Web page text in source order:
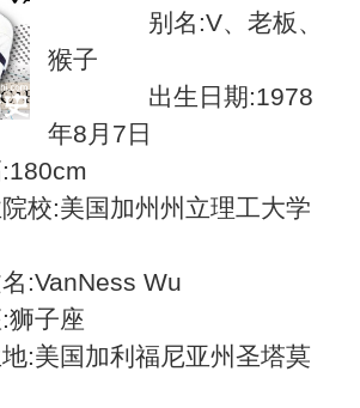
别名:V、老板、
猴子
出生日期:1978
年8月7日
:美国加州州立理工大学
Wu
子座
国加利福尼亚州圣塔莫